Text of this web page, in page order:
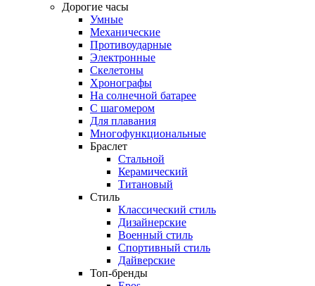
Дорогие часы
Умные
Механические
Противоударные
Электронные
Скелетоны
Хронографы
На солнечной батарее
С шагомером
Для плавания
Многофункциональные
Браслет
Стальной
Керамический
Титановый
Стиль
Классический стиль
Дизайнерские
Военный стиль
Спортивный стиль
Дайверские
Топ-бренды